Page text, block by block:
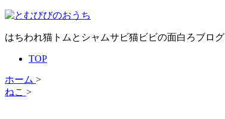
はちわれ猫トムとシャムサビ猫ビビの面白ろブログ
TOP
ホーム >
ねこ >